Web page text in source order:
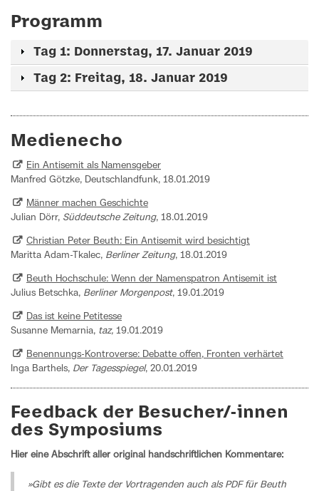
Programm
Tag 1: Donnerstag, 17. Januar 2019
Tag 2: Freitag, 18. Januar 2019
Medienecho
Ein Antisemit als Namensgeber
Manfred Götzke, Deutschlandfunk, 18.01.2019
Männer machen Geschichte
Julian Dörr, Süddeutsche Zeitung, 18.01.2019
Christian Peter Beuth: Ein Antisemit wird besichtigt
Maritta Adam-Tkalec, Berliner Zeitung, 18.01.2019
Beuth Hochschule: Wenn der Namenspatron Antisemit ist
Julius Betschka, Berliner Morgenpost, 19.01.2019
Das ist keine Petitesse
Susanne Memarnia, taz, 19.01.2019
Benennungs-Kontroverse: Debatte offen, Fronten verhärtet
Inga Barthels, Der Tagesspiegel, 20.01.2019
Feedback der Besucher/-innen
des Symposiums
Hier eine Abschrift aller original handschriftlichen Kommentare:
»Gibt es die Texte der Vortragenden auch als PDF für Beuth